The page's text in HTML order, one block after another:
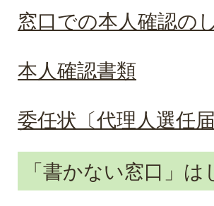
窓口での本人確認の
本人確認書類
委任状〔代理人選任届
「書かない窓口」